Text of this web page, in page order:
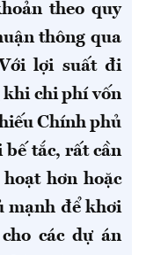
theo quy
thông qua
lợi suất đi
khi chi phí vốn
Chính phủ
tắc, rất cần
hơn hoặc
mạnh để khơi
các dự án